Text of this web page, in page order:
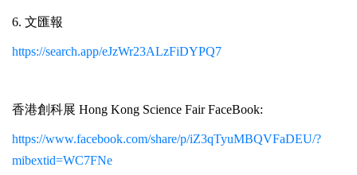
6. 文匯報
https://search.app/eJzWr23ALzFiDYPQ7
香港創科展 Hong Kong Science Fair FaceBook:
https://www.facebook.com/share/p/iZ3qTyuMBQVFaDEU/?
mibextid=WC7FNe